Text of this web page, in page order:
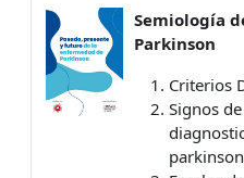
Semiología
Parkinson
Criterios
Signos